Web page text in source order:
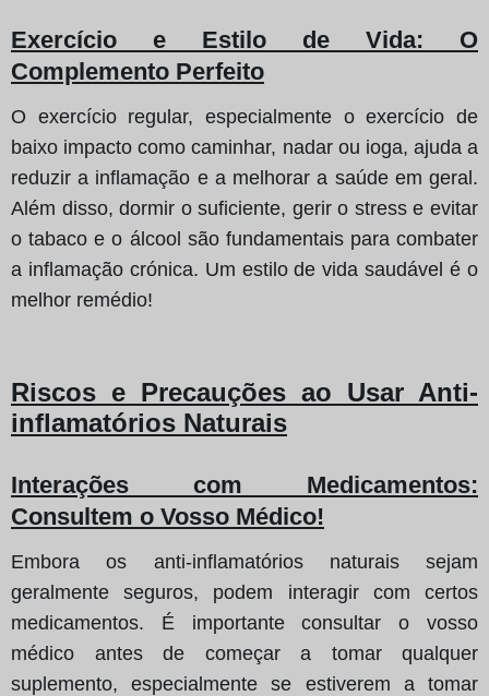
Exercício e Estilo de Vida: O
Complemento Perfeito
O exercício regular, especialmente o exercício de
baixo impacto como caminhar, nadar ou ioga, ajuda a
reduzir a inflamação e a melhorar a saúde em geral.
Além disso, dormir o suficiente, gerir o stress e evitar
o tabaco e o álcool são fundamentais para combater
a inflamação crónica. Um estilo de vida saudável é o
melhor remédio!
Riscos e Precauções ao Usar Anti-
inflamatórios Naturais
Interações com Medicamentos:
Consultem o Vosso Médico!
Embora os anti-inflamatórios naturais sejam
geralmente seguros, podem interagir com certos
medicamentos. É importante consultar o vosso
médico antes de começar a tomar qualquer
suplemento, especialmente se estiverem a tomar